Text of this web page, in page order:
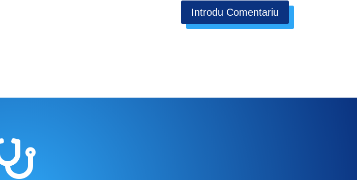
Introdu Comentariu